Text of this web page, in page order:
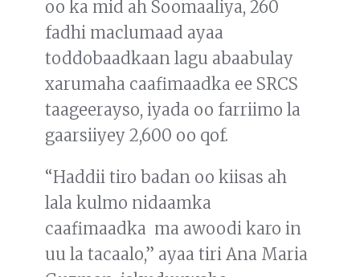
oo ka mid ah Soomaaliya, 260
fadhi maclumaad ayaa
toddobaadkaan lagu abaabulay
xarumaha caafimaadka ee SRCS
taageerayso, iyada oo farriimo la
gaarsiiyey 2,600 oo qof.
“Haddii tiro badan oo kiisas ah
lala kulmo nidaamka
caafimaadka ma awoodi karo in
uu la tacaalo,” ayaa tiri Ana Maria